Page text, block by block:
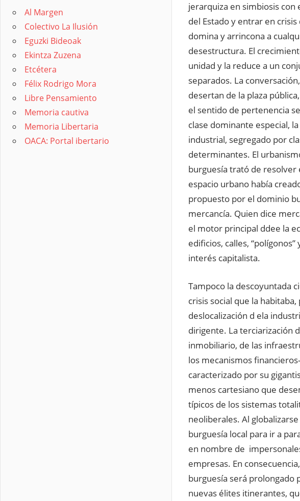
jerarquiza en simbiosis
del Estado y entrar en
domina y arrincona a
desestructura. El
unidad y la reduce a un
separados. La
desertan de la plaza
el sentido de pertenencia
clase dominante especial,
industrial, segregado por
determinantes. El
burguesía trató de resolver
espacio urbano había
propuesto por el dominio
mercancía. Quien dice
el motor principal ddee la
edificios, calles,
interés capitalista.
Tampoco la descoyuntada
crisis social que la
deslocalización d ela
dirigente. La terciarización
inmobiliario, de las
los mecanismos
caracterizado por su
menos cartesiano que
típicos de los sistemas
neoliberales. Al
burguesía local para ir a
en nombre de
empresas. En
burguesía será prolongado
nuevas élites itinerantes,
Al Margen
Colectivo La Ilusión
Eguzki Bideoak
Ekintza Zuzena
Etcétera
Félix Rodrigo Mora
Libre Pensamiento
Memoria cautiva
Memoria Libertaria
OACA: Portal ibertario